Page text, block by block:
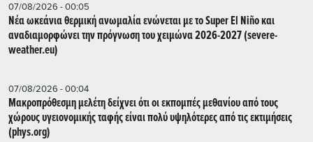
07/08/2026 - 00:05
Νέα ωκεάνια θερμική ανωμαλία ενώνεται με το Super El Niño και
αναδιαμορφώνει την πρόγνωση του χειμώνα 2026-2027 (severe-
weather.eu)
07/08/2026 - 00:04
Μακροπρόθεσμη μελέτη δείχνει ότι οι εκπομπές μεθανίου από τους
χώρους υγειονομικής ταφής είναι πολύ υψηλότερες από τις εκτιμήσεις
(phys.org)